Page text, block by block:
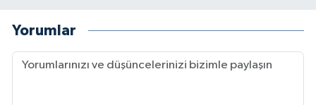
Yorumlar